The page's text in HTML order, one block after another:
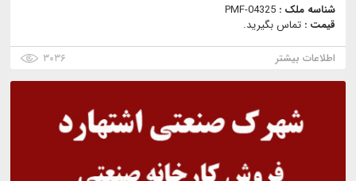
شناسه ملک : PMF-04325
قیمت : تماس بگیرید.
اطلاعات بیشتر
۳۰۳۶